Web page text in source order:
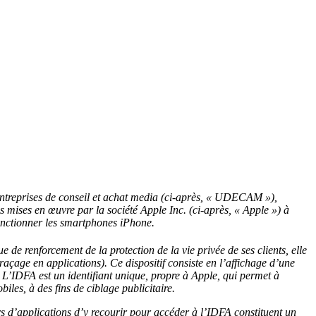
de conseil et achat media (ci-après, « UDECAM »),
mises en œuvre par la société Apple Inc. (ci-après, « Apple ») à
les smartphones iPhone.
de renforcement de la protection de la vie privée de ses clients, elle
en applications). Ce dispositif consiste en l’affichage d’une
est un identifiant unique, propre à Apple, qui permet à
à des fins de ciblage publicitaire.
d’y recourir pour accéder à l’IDFA constituent un